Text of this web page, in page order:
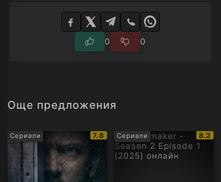
Изберете
0 0
Още предложения
Сериали
IMDb
рейтинг:
7.8 Сериали
IMDb
8.2